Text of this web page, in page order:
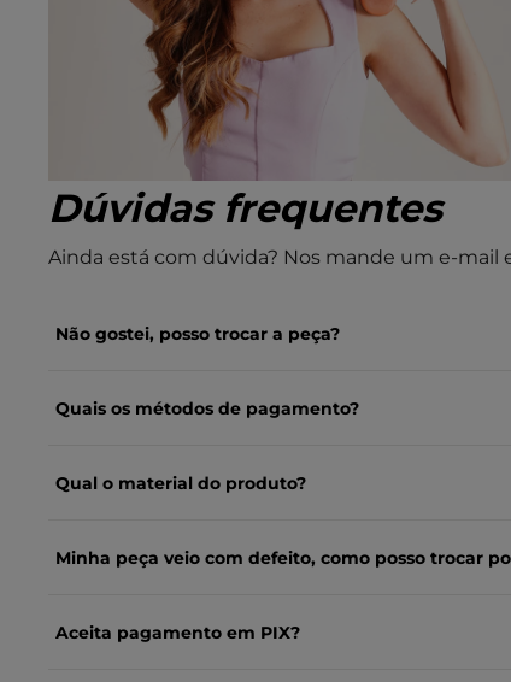
Dúvidas frequentes
Ainda está com dúvida? Nos mande um e-
Não gostei, posso trocar a peça?
Quais os métodos de pagamento?
Qual o material do produto?
Minha peça veio com defeito, como posso trocar
Aceita pagamento em PIX?